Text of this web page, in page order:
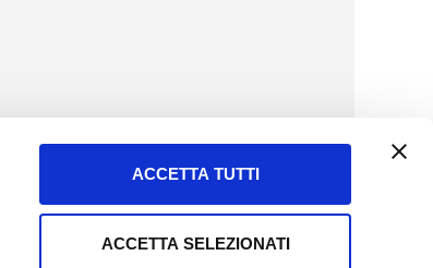
ACCETTA TUTTI
ACCETTA SELEZIONATI